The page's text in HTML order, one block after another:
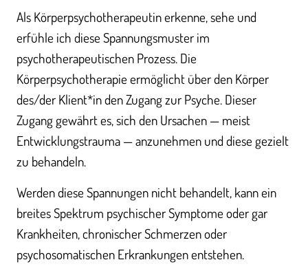
Als Körperpsychotherapeutin erkenne, sehe und
erfühle ich diese Spannungsmuster im
psychotherapeutischen Prozess. Die
Körperpsychotherapie ermöglicht über den Körper
des/der Klient*in den Zugang zur Psyche. Dieser
Zugang gewährt es, sich den Ursachen — meist
Entwicklungstrauma — anzunehmen und diese gezielt
zu behandeln.
Werden diese Spannungen nicht behandelt, kann ein
breites Spektrum psychischer Symptome oder gar
Krankheiten, chronischer Schmerzen oder
psychosomatischen Erkrankungen entstehen.